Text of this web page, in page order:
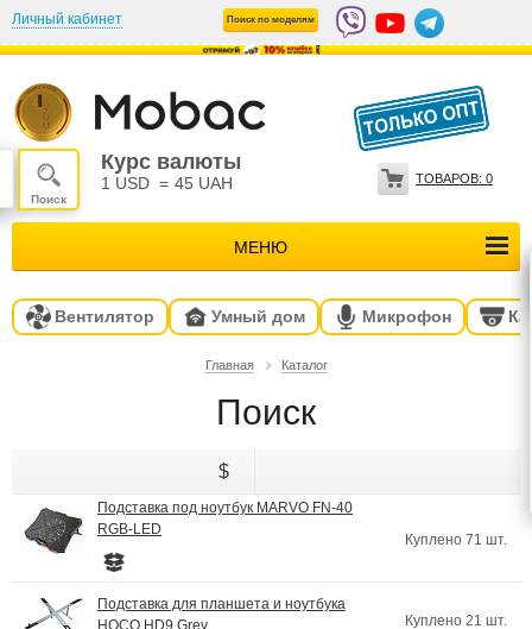
Личный кабинет Поиск по моделям
Курс валюты
1 USD = 45 UAH
МЕНЮ
ТОВАРОВ: 0
Вентилятор Умный дом Микрофон
Главная Каталог
Поиск
Подставка под ноутбук MARVO FN-40
RGB-LED
Куплено 71 шт.
Подставка для планшета и ноутбука
HOCO HD9 Grey
Куплено 21 шт.